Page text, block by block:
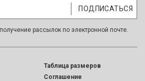
рассылок по электронной почте.
Таблица размеров
Соглашение